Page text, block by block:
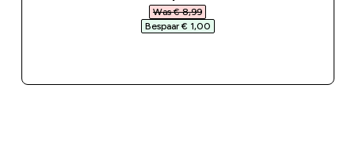
Was € 8,99‎
Bespaar € 1,00‎